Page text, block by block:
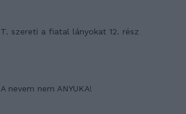
T. szereti a fiatal lányokat 12. rész
A nevem nem ANYUKA!